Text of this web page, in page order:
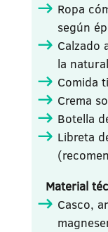
Ropa
según
Calzado
la
Comida
Crema
Botella
Libreta
Material
Casco,